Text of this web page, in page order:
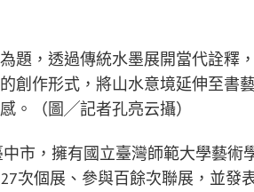
題，透過傳統水墨展開當代詮釋
創作形式，將山水意境延伸至書
。（圖╱記者孔亮云攝）
市，擁有國立臺灣師範大學藝術
次個展、參與百餘次聯展，並發